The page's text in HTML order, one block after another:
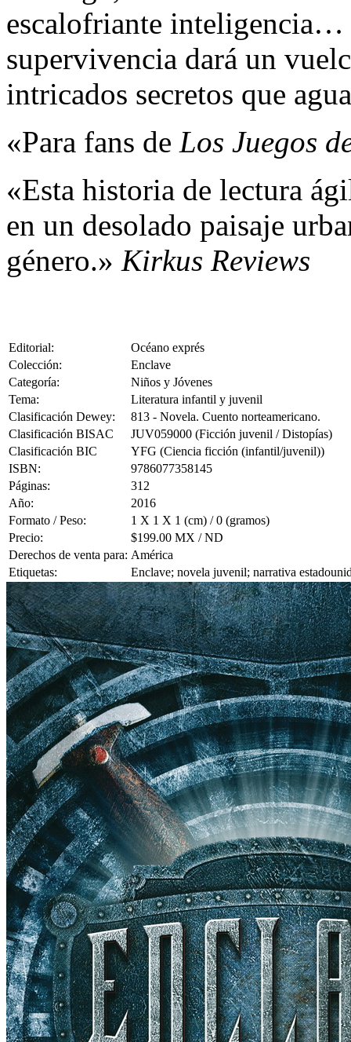
escalofriante inteligencia…
supervivencia dará un
intricados secretos que
«Para fans de Los Juegos
«Esta historia de lectura
en un desolado paisaje
género.» Kirkus Reviews
Editorial:
Océano exprés
Colección:
Enclave
Categoría:
Niños y Jóvenes
Tema:
Literatura infantil y juvenil
Clasificación Dewey:
813 - Novela. Cuento norteamericano.
Clasificación BISAC
JUV059000 (Ficción juvenil / Distopías)
Clasificación BIC
YFG (Ciencia ficción (infantil/juvenil))
ISBN:
9786077358145
Páginas:
312
Año:
2016
Formato / Peso:
1 X 1 X 1 (cm) / 0 (gramos)
Precio:
$199.00 MX / ND
Derechos de venta para: América
Etiquetas:
Enclave; novela juvenil; narrativa